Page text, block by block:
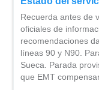
Recuerda antes de
oficiales de
recomendaciones
líneas 90 y N90.
Sueca. Parada
que EMT